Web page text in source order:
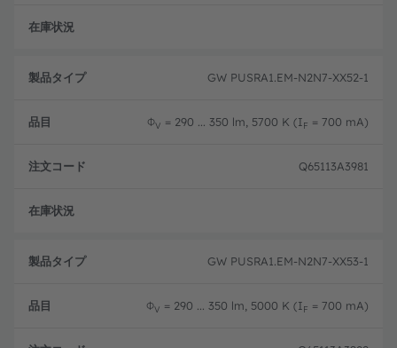
GW PUSRA1.EM-N2N7-XX52-1
ΦV = 290 ... 350 lm, 5700 K (IF = 700 mA)
Q65113A3981
GW PUSRA1.EM-N2N7-XX53-1
ΦV = 290 ... 350 lm, 5000 K (IF = 700 mA)